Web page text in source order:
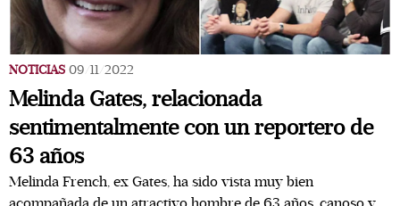
NOTICIAS 09/11/2022
Melinda Gates, relacionada
sentimentalmente con un reportero de
63 años
Melinda French, ex Gates, ha sido vista muy bien